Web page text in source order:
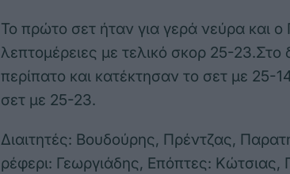
Το πρώτο σετ ήταν για γερά νεύρα και
λεπτομέρειες με τελικό σκορ 25-
περίπατο και κατέκτησαν το σετ με 25-
σετ με 25-23.
Διαιτητές: Βουδούρης, Πρέντζας,
ρέφερι: Γεωργιάδης, Επόπτες: Κώτσιας,